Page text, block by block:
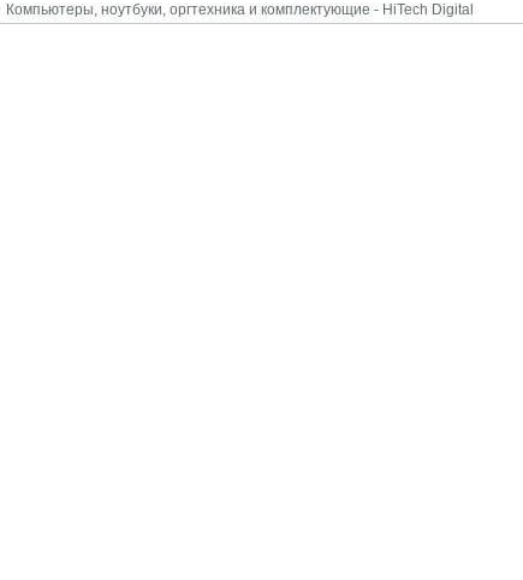
Компьютеры, ноутбуки, оргтехника и комплектующие - HiTech Digital